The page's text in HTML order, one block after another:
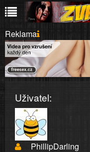
Reklama
Uživatel:
PhillipDarling